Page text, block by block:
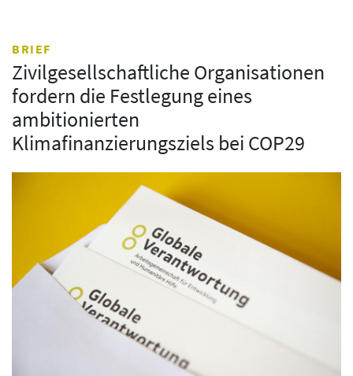
BRIEF
Zivilgesellschaftliche Organisationen
fordern die Festlegung eines
ambitionierten
Klimafinanzierungsziels bei COP29